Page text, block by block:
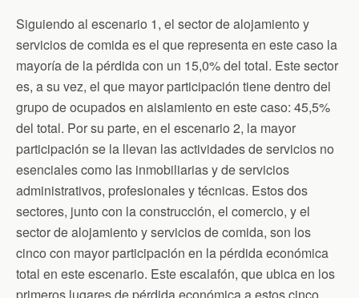
Siguiendo al escenario 1, el sector de alojamiento y
servicios de comida es el que representa en este caso la
mayoría de la pérdida con un 15,0% del total. Este sector
es, a su vez, el que mayor participación tiene dentro del
grupo de ocupados en aislamiento en este caso: 45,5%
del total. Por su parte, en el escenario 2, la mayor
participación se la llevan las actividades de servicios no
esenciales como las inmobiliarias y de servicios
administrativos, profesionales y técnicas. Estos dos
sectores, junto con la construcción, el comercio, y el
sector de alojamiento y servicios de comida, son los
cinco con mayor participación en la pérdida económica
total en este escenario. Este escalafón, que ubica en los